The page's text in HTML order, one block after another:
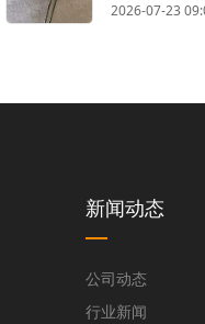
2026-07-23
新闻动态
公司动态
行业新闻